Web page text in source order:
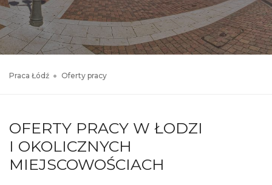
Praca Łódź Oferty pracy
OFERTY PRACY W ŁODZI
I OKOLICZNYCH
MIEJSCOWOŚCIACH